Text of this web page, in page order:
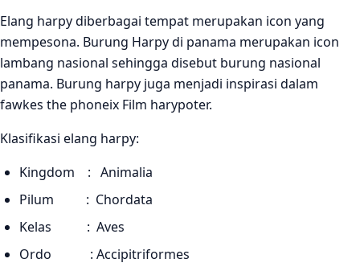
Elang harpy diberbagai tempat merupakan icon yang
mempesona. Burung Harpy di panama merupakan icon
lambang nasional sehingga disebut burung nasional
panama. Burung harpy juga menjadi inspirasi dalam
fawkes the phoneix Film harypoter.
Klasifikasi elang harpy:
Kingdom : Animalia
Pilum : Chordata
Kelas : Aves
Ordo : Accipitriformes